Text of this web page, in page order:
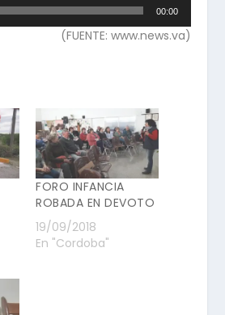
00:00
(FUENTE: www.news.va)
FORO INFANCIA
ROBADA EN DEVOTO
19/09/2018
En "Cordoba"